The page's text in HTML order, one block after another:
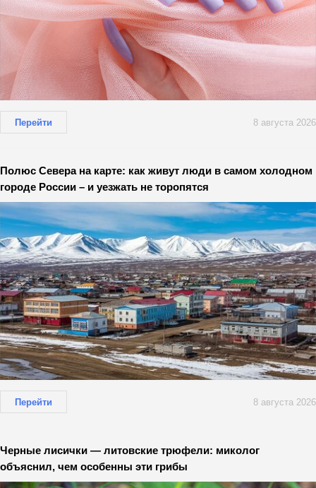
Перейти 8 августа 2026
Полюс Севера на карте: как живут люди в самом холодном
городе России – и уезжать не торопятся
Перейти 8 августа 2026
Черные лисички — литовские трюфели: миколог
объяснил, чем особенны эти грибы